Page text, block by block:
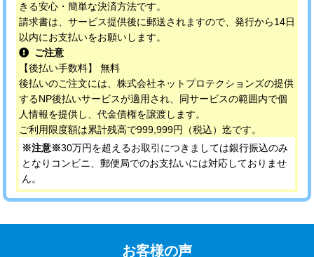
きる安心・簡単な決済方法です。
請求書は、サービス提供後に郵送されますので、発行から14日
以内にお支払いをお願いします。
ご注意
【後払い手数料】 無料
後払いのご注文には、株式会社ネットプロテクションズの提供
するNP後払いサービスが適用され、同サービスの範囲内で個
人情報を提供し、代金債権を譲渡します。
ご利用限度額は累計残高で999,999円（税込）迄です。
※注意※30万円を超えるお取引につきましては銀行振込のみ
となりコンビニ、郵便局でのお支払いには対応しておりませ
ん。
お客様の声